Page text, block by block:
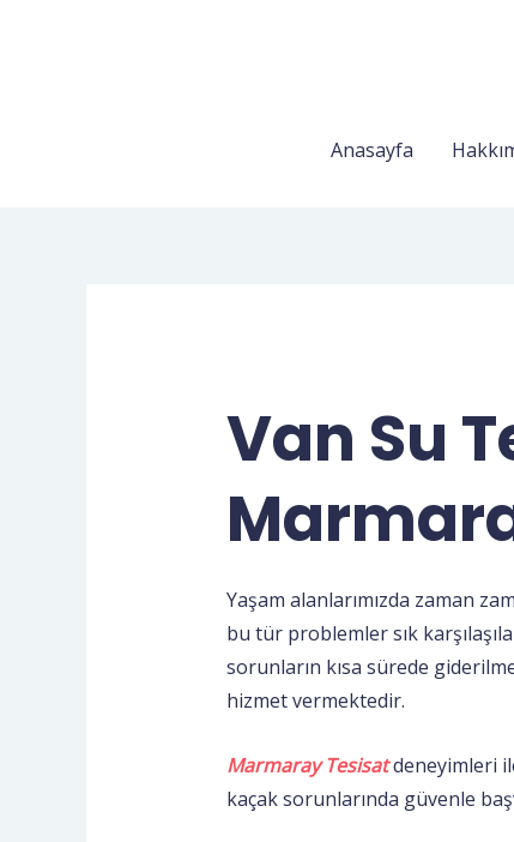
Anasayfa
Van Su
Yaşam alanlarımızda zaman
bu tür problemler sık
sorunların kısa sürede
hizmet vermektedir.
Marmaray Tesisatdeneyimleri
kaçak sorunlarında güvenle